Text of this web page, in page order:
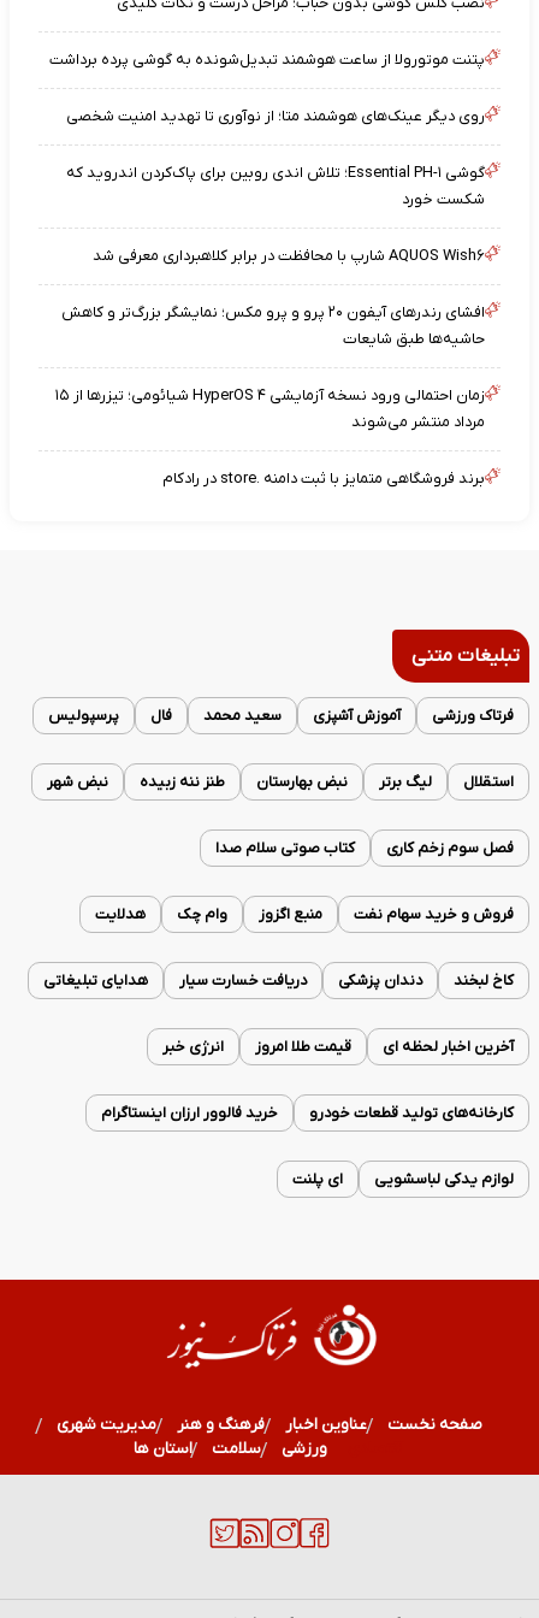
پتنت موتورولا از ساعت هوشمند تبدیل‌شونده به گوشی پرده برداشت
روی دیگر عینک‌های هوشمند متا؛ از نوآوری تا تهدید امنیت شخصی
گوشی Essential PH-۱؛ تلاش اندی روبین برای پاک‌کردن اندروید که
شکست خورد
AQUOS Wish۶ شارپ با محافظت در برابر کلاهبرداری معرفی شد
افشای رندرهای آیفون ۲۰ پرو و پرو مکس؛ نمایشگر بزرگ‌تر و کاهش
حاشیه‌ها طبق شایعات
زمان احتمالی ورود نسخه آزمایشی HyperOS ۴ شیائومی؛ تیزرها از ۱۵
مرداد منتشر می‌شوند
برند فروشگاهی متمایز با ثبت دامنه .store در رادکام
تبلیغات متنی
فرتاک ورزشی آموزش آشپزی سعید محمد فال پرسپولیس
استقلال لیگ برتر نبض بهارستان طنز ننه زبیده نبض شهر
فصل سوم زخم کاری کتاب صوتی سلام صدا
فروش و خرید سهام نفت منبع اگزوز وام چک هدلایت
کاخ لبخند دندان پزشکی دریافت خسارت سیار هدایای تبلیغاتی
آخرین اخبار لحظه ای قیمت طلا امروز انرژی خبر
کارخانه‌های تولید قطعات خودرو خرید فالوور ارزان اینستاگرام
لوازم یدکی لباسشویی ای پلنت
صفحه نخست عناوین اخبار فرهنگ و هنر
مدیریت شهری
ورزشی سلامت استان ها